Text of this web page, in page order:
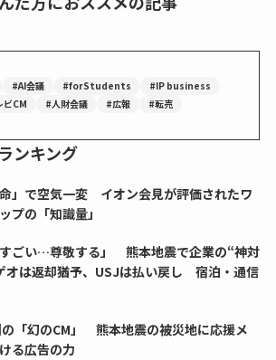
#AI会議 #forStudents
#IP business
ビCM
#人財会議 #広報 #転売
ンキング
命」で空気一変 イオン会見が評価されたワ
の「知識量」
すごい…尊敬する」 熊本地震で企業の“神対
は返却猶予、USJは払い戻し 宿泊・通信
「幻のCM」 熊本地震の被災地に応援メ
る広告の力